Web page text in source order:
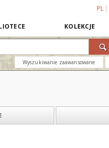
PL
KOLEKCJE
Wyszukiwanie zaawansowane